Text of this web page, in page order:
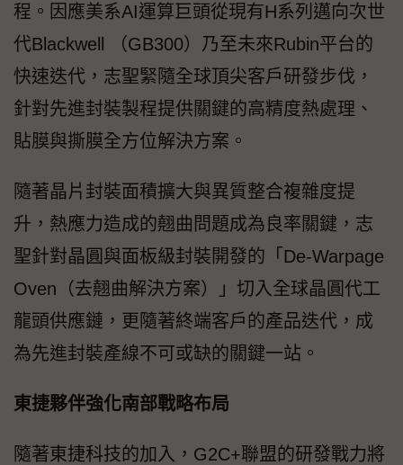
程。因應美系AI運算巨頭從現有H系列邁向次世
代Blackwell （GB300）乃至未來Rubin平台的
快速迭代，志聖緊隨全球頂尖客戶研發步伐，
針對先進封裝製程提供關鍵的高精度熱處理、
貼膜與撕膜全方位解決方案。
隨著晶片封裝面積擴大與異質整合複雜度提
升，熱應力造成的翹曲問題成為良率關鍵，志
聖針對晶圓與面板級封裝開發的「De-Warpage
Oven（去翹曲解決方案）」切入全球晶圓代工
龍頭供應鏈，更隨著終端客戶的產品迭代，成
為先進封裝產線不可或缺的關鍵一站。
東捷夥伴強化南部戰略布局
隨著東捷科技的加入，G2C+聯盟的研發戰力將